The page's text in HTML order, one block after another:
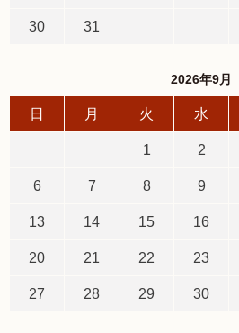
30 31
2026年9月
日 月 火 水
1 2
6 7 8 9
13 14 15 16
20 21 22 23
27 28 29 30